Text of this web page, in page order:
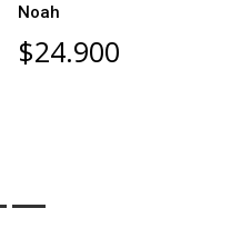
Noah
$24.900